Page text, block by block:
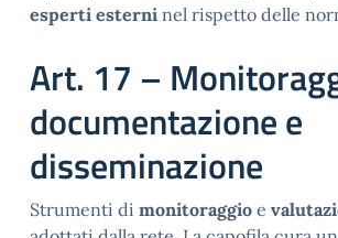
esperti esterni nel rispetto delle
Art. 17 –
documentazione e
disseminazione
Strumenti di monitoraggio e